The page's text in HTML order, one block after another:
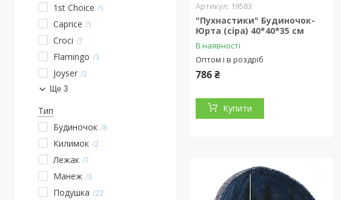
1st Choice
1
Caprice 1
Croci 7
Flamingo 3
Joyser 2
Ще 3
Тип
Будиночок 8
Килимок 2
Лежак 7
Манеж 3
Подушка 22
19583
"Пухнастики" Будиночок-
Юрта (сіра) 40*40*35 см
В наявності
Оптом і в роздріб
786 ₴
Купити